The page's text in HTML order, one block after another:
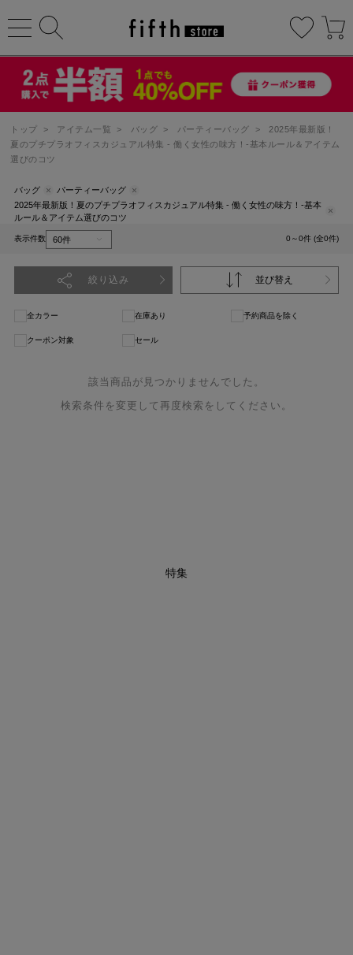
トップ > アイテム一覧 > バッグ > パーティーバッグ >
2025年最新版！
夏のプチプラオフィスカジュアル特集 - 働く女性の味方！-基本ルール＆アイテム
選びのコツ
バッグ
パーティーバッグ
2025年最新版！夏のプチプラオフィスカジュアル特集 - 働く女性の味方！-基本
ルール＆アイテム選びのコツ
表示件数 0～0件 (全0件)
絞り込み 並び替え
全カラー 在庫あり 予約商品を除く
クーポン対象 セール
該当商品が見つかりませんでした。
検索条件を変更して再度検索をしてください。
特集